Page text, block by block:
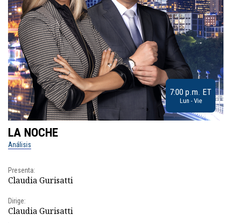
7:00 p.m. ET
Lun - Vie
LA NOCHE
Análisis
Presenta:
Claudia Gurisatti
Dirige:
Claudia Gurisatti